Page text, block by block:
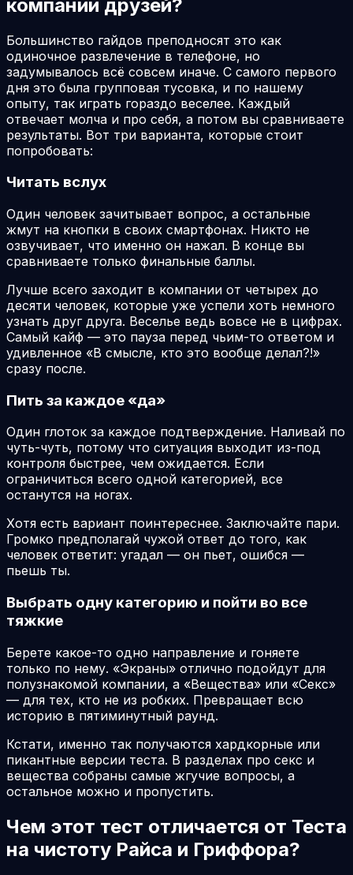
компании друзей?
Большинство гайдов преподносят это как
одиночное развлечение в телефоне, но
задумывалось всё совсем иначе. С самого первого
дня это была групповая тусовка, и по нашему
опыту, так играть гораздо веселее. Каждый
отвечает молча и про себя, а потом вы сравниваете
результаты. Вот три варианта, которые стоит
попробовать:
Читать вслух
Один человек зачитывает вопрос, а остальные
жмут на кнопки в своих смартфонах. Никто не
озвучивает, что именно он нажал. В конце вы
сравниваете только финальные баллы.
Лучше всего заходит в компании от четырех до
десяти человек, которые уже успели хоть немного
узнать друг друга. Веселье ведь вовсе не в цифрах.
Самый кайф — это пауза перед чьим-то ответом и
удивленное «В смысле, кто это вообще делал?!»
сразу после.
Пить за каждое «да»
Один глоток за каждое подтверждение. Наливай по
чуть-чуть, потому что ситуация выходит из-под
контроля быстрее, чем ожидается. Если
ограничиться всего одной категорией, все
останутся на ногах.
Хотя есть вариант поинтереснее. Заключайте пари.
Громко предполагай чужой ответ до того, как
человек ответит: угадал — он пьет, ошибся —
пьешь ты.
Выбрать одну категорию и пойти во все
тяжкие
Берете какое-то одно направление и гоняете
только по нему. «Экраны» отлично подойдут для
полузнакомой компании, а «Вещества» или «Секс»
— для тех, кто не из робких. Превращает всю
историю в пятиминутный раунд.
Кстати, именно так получаются хардкорные или
пикантные версии теста. В разделах про секс и
вещества собраны самые жгучие вопросы, а
остальное можно и пропустить.
Чем этот тест отличается от Теста
на чистоту Райса и Гриффора?